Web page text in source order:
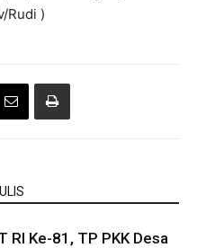
Rudi )
RI Ke-81, TP PKK Desa